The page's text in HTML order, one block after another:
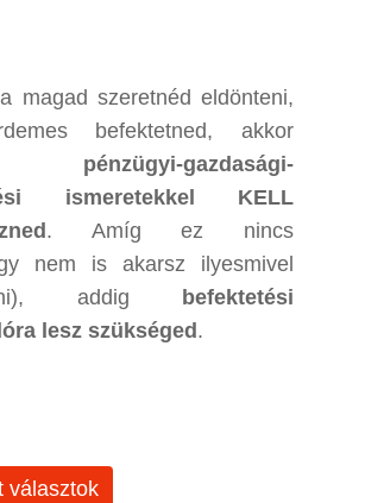
magad szeretnéd eldönteni,
befektetned, akkor
pénzügyi-gazdasági-
ismeretekkel KELL
. Amíg ez nincs
nem is akarsz ilyesmivel
addig befektetési
lesz szükséged.
választok